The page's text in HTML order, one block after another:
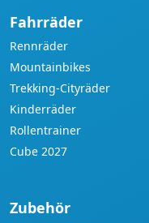
Fahrräder
Rennräder
Mountainbikes
Trekking-Cityräder
Kinderräder
Rollentrainer
Cube 2027
Zubehör